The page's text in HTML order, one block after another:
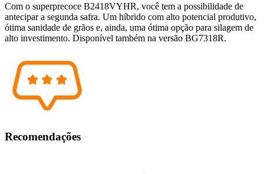
Com o superprecoce B2418VYHR, você tem a possibilidade de
antecipar a segunda safra. Um híbrido com alto potencial produtivo,
ótima sanidade de grãos e, ainda, uma ótima opção para silagem de
alto investimento. Disponível também na versão BG7318R.
Recomendações